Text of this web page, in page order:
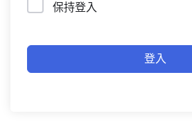
保持登入
登入